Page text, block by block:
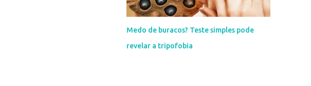
Medo de buracos? Teste simples pode
revelar a tripofobia